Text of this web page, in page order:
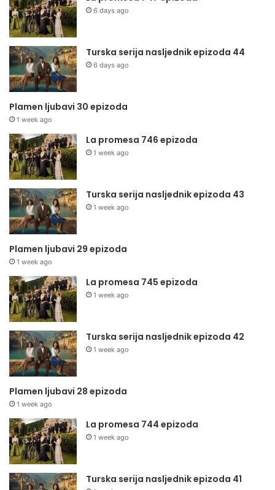
6 days ago
Turska serija nasljednik epizoda 44
6 days ago
Plamen ljubavi 30 epizoda
1 week ago
La promesa 746 epizoda
1 week ago
Turska serija nasljednik epizoda 43
1 week ago
Plamen ljubavi 29 epizoda
1 week ago
La promesa 745 epizoda
1 week ago
Turska serija nasljednik epizoda 42
1 week ago
Plamen ljubavi 28 epizoda
1 week ago
La promesa 744 epizoda
1 week ago
Turska serija nasljednik epizoda 41